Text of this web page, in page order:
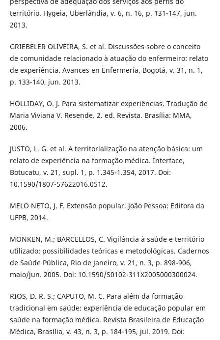
território. Hygeia, Uberlândia, v. 6, n. 16, p. 131-147, jun.
2013.
GRIEBELER OLIVEIRA, S. et al. Discussões sobre o conceito
de comunidade relacionado à atuação do enfermeiro: relato
de experiência. Avances en Enfermería, Bogotá, v. 31, n. 1,
p. 133-140, jun. 2013.
HOLLIDAY, O. J. Para sistematizar experiências. Tradução de
Maria Viviana V. Resende. 2. ed. Revista. Brasília: MMA,
2006.
JUSTO, L. G. et al. A territorialização na atenção básica: um
relato de experiência na formação médica. Interface,
Botucatu, v. 21, supl. 1, p. 1.345-1.354, 2017. Doi:
10.1590/1807-57622016.0512.
MELO NETO, J. F. Extensão popular. João Pessoa: Editora da
UFPB, 2014.
MONKEN, M.; BARCELLOS, C. Vigilância à saúde e território
utilizado: possibilidades teóricas e metodológicas. Cadernos
de Saúde Pública, Rio de Janeiro, v. 21, n. 3, p. 898-906,
maio/jun. 2005. Doi: 10.1590/S0102-311X2005000300024.
RIOS, D. R. S.; CAPUTO, M. C. Para além da formação
tradicional em saúde: experiência de educação popular em
saúde na formação médica. Revista Brasileira de Educação
Médica, Brasília, v. 43, n. 3, p. 184-195, jul. 2019. Doi: